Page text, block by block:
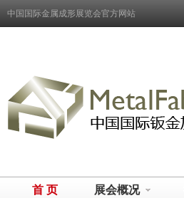
中国国际金属成形展览会官方网站
首 页 展会概况